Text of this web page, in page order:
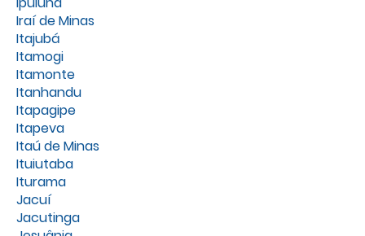
Iraí de Minas
Itajubá
Itamogi
Itamonte
Itanhandu
Itapagipe
Itapeva
Itaú de Minas
Ituiutaba
Iturama
Jacuí
Jacutinga